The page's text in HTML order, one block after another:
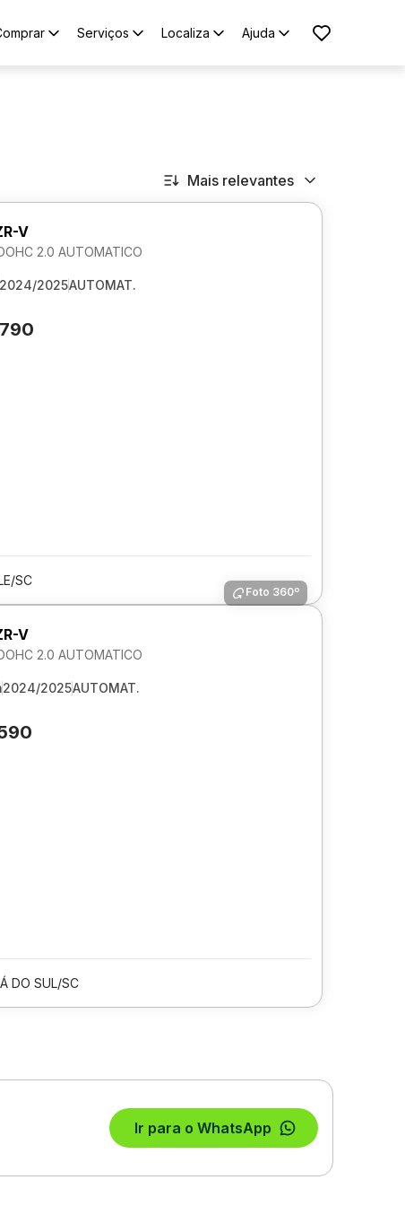
Serviços Localiza Ajuda
Mais relevantes
V
2.0 AUTOMATICO
2024/2025AUTOMAT.
SC
Foto 360º
V
2.0 AUTOMATICO
2024/2025AUTOMAT.
DO SUL/SC
Ir para o WhatsApp